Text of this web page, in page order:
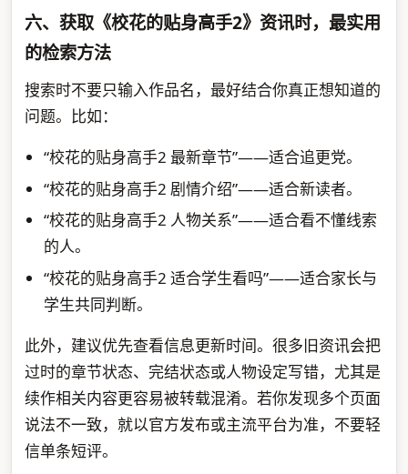
六、获取《校花的贴身高手2》资讯时，最实用
的检索方法
搜索时不要只输入作品名，最好结合你真正想知道的
问题。比如：
“校花的贴身高手2 最新章节”——适合追更党。
“校花的贴身高手2 剧情介绍”——适合新读者。
“校花的贴身高手2 人物关系”——适合看不懂线索
的人。
“校花的贴身高手2 适合学生看吗”——适合家长与
学生共同判断。
此外，建议优先查看信息更新时间。很多旧资讯会把
过时的章节状态、完结状态或人物设定写错，尤其是
续作相关内容更容易被转载混淆。若你发现多个页面
说法不一致，就以官方发布或主流平台为准，不要轻
信单条短评。